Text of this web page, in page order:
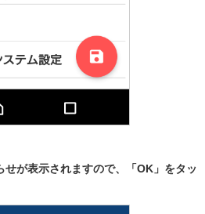
せが表示されますので、「OK」をタッ